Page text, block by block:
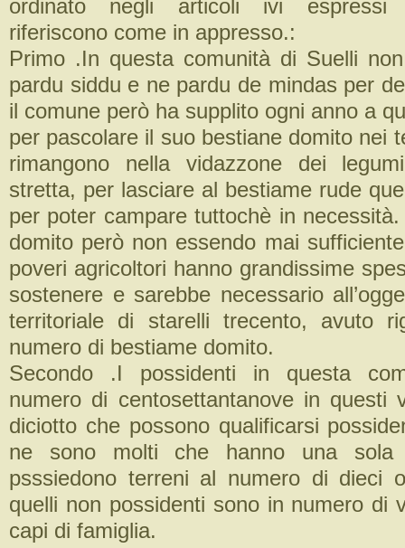
ordinato negli articoli ivi espressi
riferiscono come in appresso.:
Primo .In questa comunità di Suelli
pardu siddu e ne pardu de mindas per
il comune però ha supplito ogni anno a
per pascolare il suo bestiane domito nei
rimangono nella vidazzone dei
stretta, per lasciare al bestiame rude
per poter campare tuttochè in
domito però non essendo mai
poveri agricoltori hanno grandissime
sostenere e sarebbe necessario
territoriale di starelli trecento, avuto
numero di bestiame domito.
Secondo .I possidenti in questa
numero di centosettantanove in questi
diciotto che possono qualificarsi
ne sono molti che hanno una
psssiedono terreni al numero di dieci
quelli non possidenti sono in numero di
capi di famiglia.